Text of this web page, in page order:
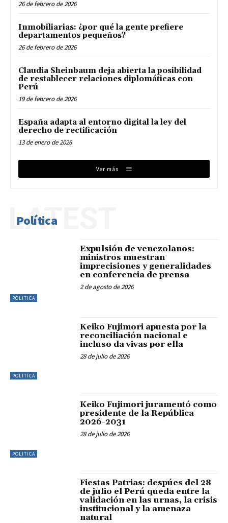
26 de febrero de 2026
Inmobiliarias: ¿por qué la gente prefiere
departamentos pequeños?
26 de febrero de 2026
Claudia Sheinbaum deja abierta la posibilidad
de restablecer relaciones diplomáticas con
Perú
19 de febrero de 2026
España adapta al entorno digital la ley del
derecho de rectificación
13 de enero de 2026
Ver más
Política
LATEST
POLITICA
Expulsión de venezolanos:
ministros muestran
imprecisiones y generalidades
en conferencia de prensa
2 de agosto de 2026
POLITICA
Keiko Fujimori apuesta por la
reconciliación nacional e
incluso da vivas por ella
28 de julio de 2026
POLITICA
Keiko Fujimori juramentó como
presidente de la República
2026-2031
28 de julio de 2026
Fiestas Patrias: despúes del 28
de julio el Perú queda entre la
validación en las urnas, la crisis
institucional y la amenaza
natural